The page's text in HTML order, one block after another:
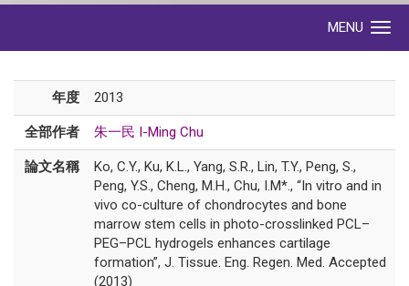
MENU
年度 2013
全部作者 朱一民 I-Ming Chu
論文名稱
Ko, C.Y., Ku, K.L., Yang, S.R., Lin, T.Y., Peng, S.,
Peng, Y.S., Cheng, M.H., Chu, I.M*., “In vitro and in
vivo co-culture of chondrocytes and bone
marrow stem cells in photo-crosslinked PCL–
PEG–PCL hydrogels enhances cartilage
formation”, J. Tissue. Eng. Regen. Med. Accepted
(2013)